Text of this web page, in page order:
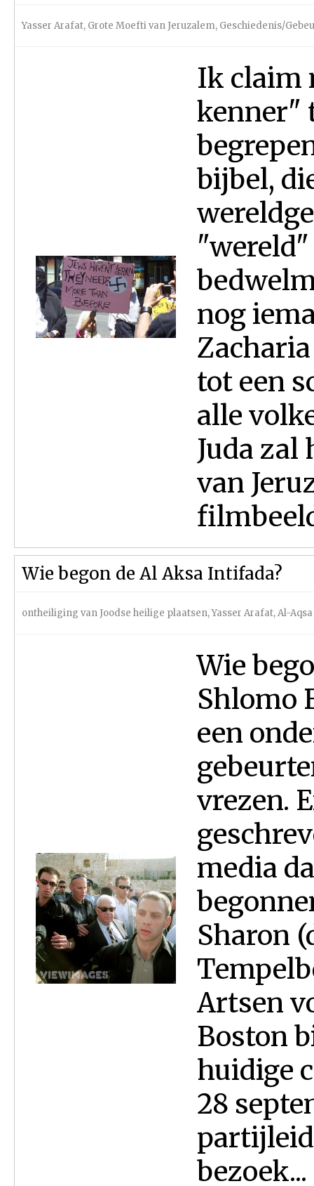
Yasser Arafat, Grote Moefti van Jeruzalem, Geschiedenis/
Ik claim
kenner"
bijbel,
nog
tot een
alle
Juda zal
van
Wie begon de Al Aksa Intifada?
ontheiliging van Joodse heilige plaatsen,Yasser Arafat,Al-Aqsa
Wie
Shlomo
een
vrezen.
media
Sharon
Artsen
Boston
huidige
28
bezoek...